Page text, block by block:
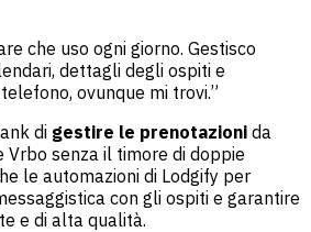
che uso ogni giorno. Gestisco
dettagli degli ospiti e
ovunque mi trovi.”
di gestire le prenotazioni da
Vrbo senza il timore di doppie
le automazioni di Lodgify per
con gli ospiti e garantire
e di alta qualità.